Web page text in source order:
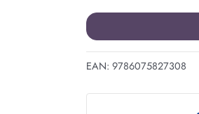
EAN:9786075827308